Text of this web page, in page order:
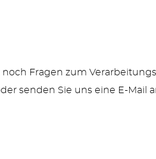
noch Fragen zum
senden Sie uns eine E-Mail